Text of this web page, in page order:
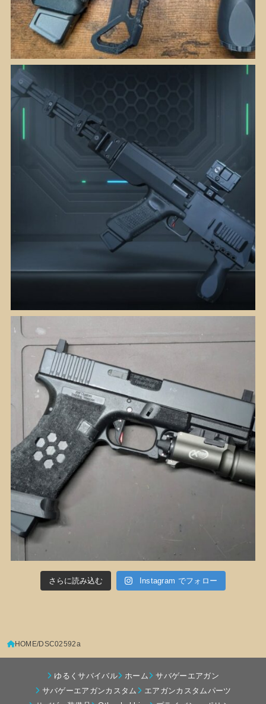
さらに読み込む Instagram でフォロー
HOME DSC02592a
ゆるくサバイバル ホーム
サバゲーエアガン
サバゲーエアガンカスタム
エアガンカスタムパーツ